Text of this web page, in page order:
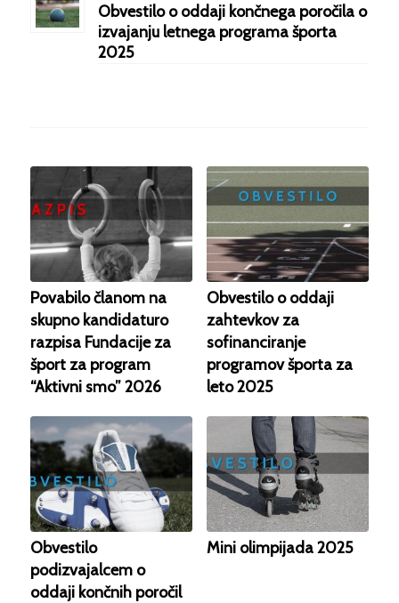
Obvestilo o oddaji končnega poročila o
izvajanju letnega programa športa
2025
Povabilo članom na
skupno kandidaturo
razpisa Fundacije za
šport za program
“Aktivni smo” 2026
Obvestilo o oddaji
zahtevkov za
sofinanciranje
programov športa za
leto 2025
Obvestilo
podizvajalcem o
oddaji končnih poročil
Mini olimpijada 2025